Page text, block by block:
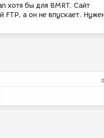
хотя бы для BMRT. Сайт
FTP, а он не впускает.